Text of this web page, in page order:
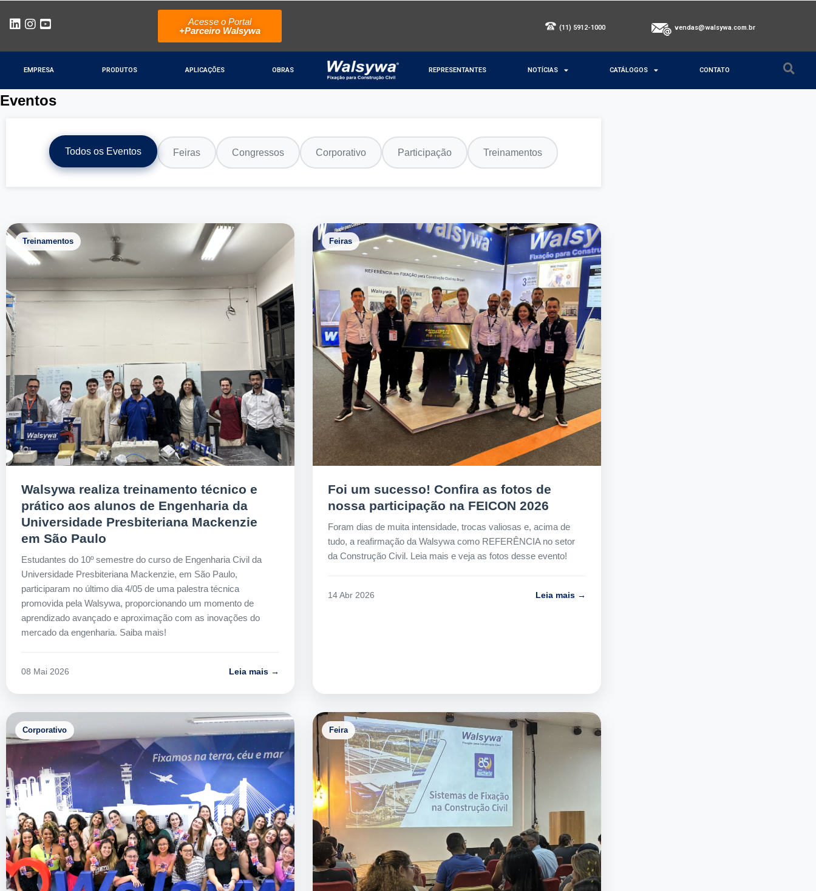
Acesse o Portal
+Parceiro Walsywa
(11) 5912-1000 vendas@walsywa.com.br
EMPRESA PRODUTOS APLICAÇÕES OBRAS REPRESENTANTES NOTÍCIAS CATÁLOGOS CONTATO
Eventos
Todos os Eventos Feiras Congressos Corporativo Participação Treinamentos
Treinamentos
Walsywa realiza treinamento técnico e
prático aos alunos de Engenharia da
Universidade Presbiteriana Mackenzie
em São Paulo
Estudantes do 10º semestre do curso de Engenharia Civil da
Universidade Presbiteriana Mackenzie, em São Paulo,
participaram no último dia 4/05 de uma palestra técnica
promovida pela Walsywa, proporcionando um momento de
aprendizado avançado e aproximação com as inovações do
mercado da engenharia. Saiba mais!
08 Mai 2026 Leia mais →
Feiras
Foi um sucesso! Confira as fotos de
nossa participação na FEICON 2026
Foram dias de muita intensidade, trocas valiosas e, acima de
tudo, a reafirmação da Walsywa como REFERÊNCIA no setor
da Construção Civil. Leia mais e veja as fotos desse evento!
14 Abr 2026 Leia mais →
Corporativo Feira